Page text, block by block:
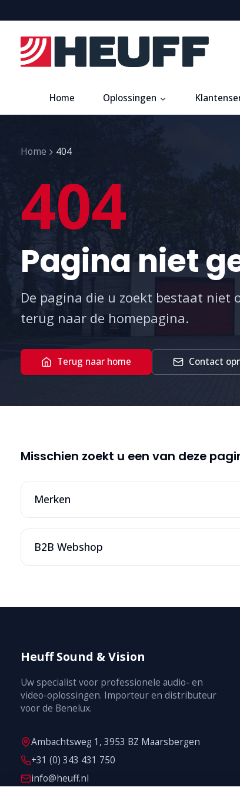
Home Oplossingen
Home 404
404
Pagina niet
De pagina die u zoekt bestaat niet
terug naar de homepagina.
Terug naar home Contact
Misschien zoekt u een van deze
Merken
B2B Webshop
Heuff Sound & Vision
Uw specialist voor professionele audio- en
video-oplossingen. Importeur en distributeur
voor de Benelux.
Ambachtsweg 1, 3953 BZ Maarsbergen
+31 (0) 343 431 750
info@heuff.nl